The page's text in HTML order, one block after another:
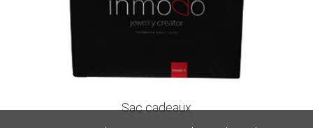
Sac cadeaux